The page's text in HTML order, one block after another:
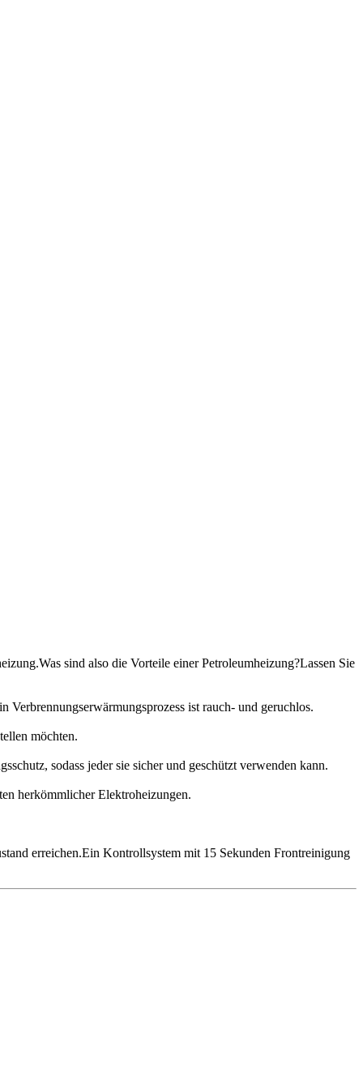
sind also die Vorteile einer Petroleumheizung?Lassen Sie
ist rauch- und geruchlos.
möchten.
sodass jeder sie sicher und geschützt verwenden kann.
herkömmlicher Elektroheizungen.
erreichen.Ein Kontrollsystem mit 15 Sekunden Frontreinigung